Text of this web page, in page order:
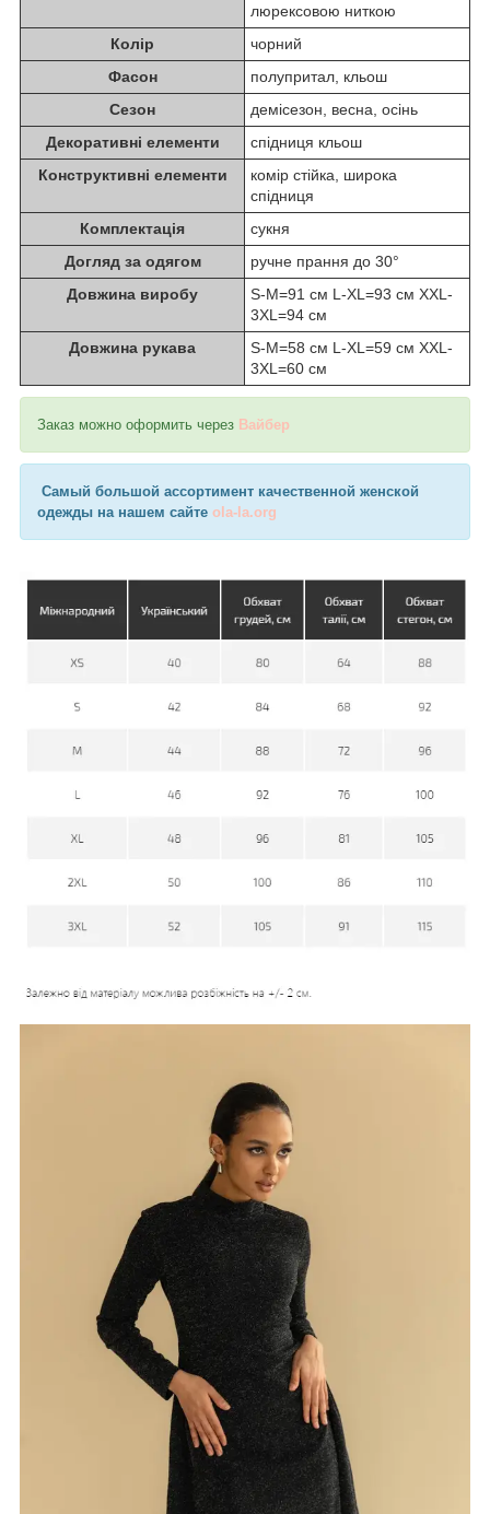
люрексовою ниткою
Колір
чорний
Фасон
полупритал, кльош
Сезон
демісезон, весна, осінь
Декоративні елементи
спідниця кльош
Конструктивні елементи
комір стійка, широка
спідниця
Комплектація
сукня
Догляд за одягом
ручне прання до 30°
Довжина виробу
S-M=91 см L-XL=93 см XXL-
3XL=94 см
Довжина рукава
S-M=58 см L-XL=59 см XXL-
3XL=60 см
Заказ можно оформить через Вайбер
Самый большой ассортимент качественной женской
одежды на нашем сайте ola-la.org